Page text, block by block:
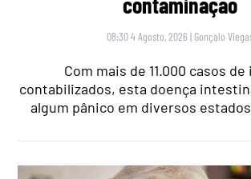
08:30 4 Agosto, 2026 | Gonçalo
Com mais de 11.000 casos de
contabilizados, esta doença
algum pânico em diversos